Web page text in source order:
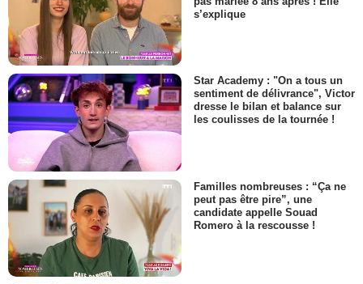
s’explique
Star Academy : "On a tous un
sentiment de délivrance", Victor
dresse le bilan et balance sur
les coulisses de la tournée !
Familles nombreuses : “Ça ne
peut pas être pire”, une
candidate appelle Souad
Romero à la rescousse !